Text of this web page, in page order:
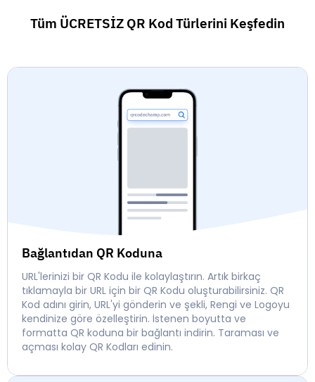
Tüm ÜCRETSİZ QR Kod Türlerini Keşfedin
Bağlantıdan QR Koduna
URL'lerinizi bir QR Kodu ile kolaylaştırın. Artık birkaç
tıklamayla bir URL için bir QR Kodu oluşturabilirsiniz. QR
Kod adını girin, URL'yi gönderin ve şekli, Rengi ve Logoyu
kendinize göre özelleştirin. İstenen boyutta ve
formatta QR koduna bir bağlantı indirin. Taraması ve
açması kolay QR Kodları edinin.